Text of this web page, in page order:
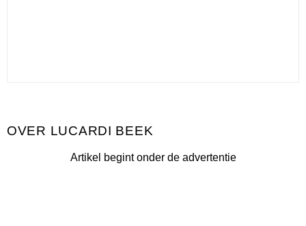
LUCARDI BEEK
Artikel begint onder de advertentie